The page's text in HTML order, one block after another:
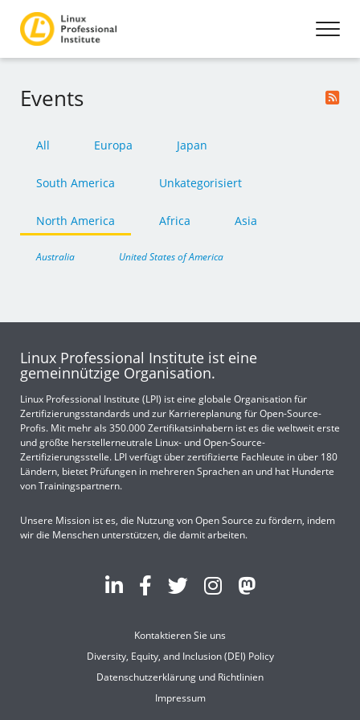
Events
All Europa Japan
South America Unkategorisiert
North America Africa Asia
Australia United States of America
Linux Professional Institute ist eine
gemeinnützige Organisation.
Linux Professional Institute (LPI) ist eine globale Organisation für
Zertifizierungsstandards und zur Karriereplanung für Open-Source-
Profis. Mit mehr als 350.000 Zertifikatsinhabern ist es die weltweit erste
und größte herstellerneutrale Linux- und Open-Source-
Zertifizierungsstelle. LPI verfügt über zertifizierte Fachleute in über 180
Ländern, bietet Prüfungen in mehreren Sprachen an und hat Hunderte
von Trainingspartnern.
Unsere Mission ist es, die Nutzung von Open Source zu fördern, indem
wir die Menschen unterstützen, die damit arbeiten.
Kontaktieren Sie uns
Diversity, Equity, and Inclusion (DEI) Policy
Datenschutzerklärung und Richtlinien
Impressum